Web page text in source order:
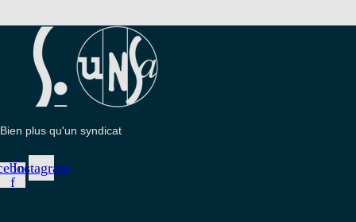
Bien plus qu'un syndicat
f
Instagram